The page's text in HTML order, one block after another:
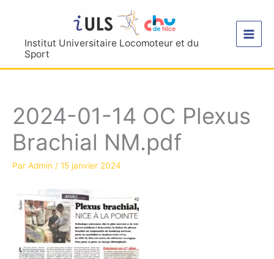
contenuInstitut Universitaire Locomoteur et du
Sport
2024-01-14 OC Plexus
Brachial NM.pdf
Par Admin / 15 janvier 2024